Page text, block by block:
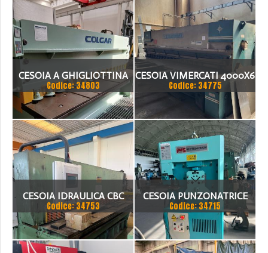
CESOIA A GHIGLIOTTINA
COLGAR IDRAULICA CM
3006
Codice: 34803
CESOIA VIMERCATI 4000X6
Codice: 34775
CESOIA IDRAULICA CBC
3050X6
Codice: 34753
CESOIA PUNZONATRICE
IMS HY 36 VA
Codice: 34715